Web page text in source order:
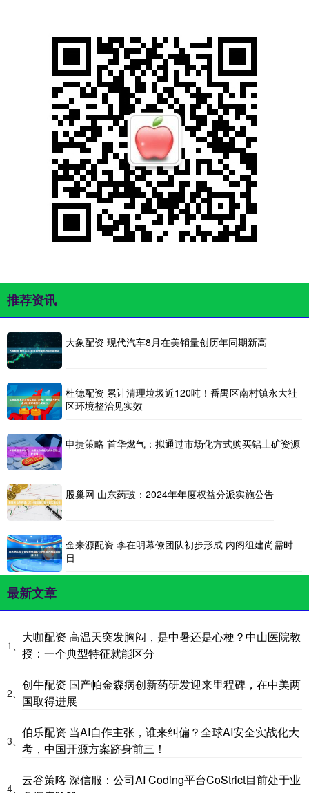
推荐资讯
大象配资 现代汽车8月在美销量创历年同期新高
杜德配资 累计清理垃圾近120吨！番禺区南村镇永大社
区环境整治见实效
申捷策略 首华燃气：拟通过市场化方式购买铝土矿资源
股巢网 山东药玻：2024年年度权益分派实施公告
金来源配资 李在明幕僚团队初步形成 内阁组建尚需时
日
最新文章
1、
大咖配资 高温天突发胸闷，是中暑还是心梗？中山医院教
授：一个典型特征就能区分
2、
创牛配资 国产帕金森病创新药研发迎来里程碑，在中美两
国取得进展
3、
伯乐配资 当AI自作主张，谁来纠偏？全球AI安全实战化大
考，中国开源方案跻身前三！
4、
云谷策略 深信服：公司AI Coding平台CoStrict目前处于业